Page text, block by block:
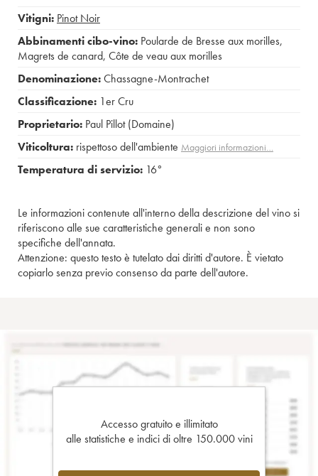
Vitigni: Pinot Noir
Abbinamenti cibo-vino: Poularde de Bresse aux morilles,
Magrets de canard, Côte de veau aux morilles
Denominazione:Chassagne-Montrachet
Classificazione: 1er Cru
Proprietario: Paul Pillot (Domaine)
Viticoltura: rispettoso dell'ambiente Maggiori informazioni…
Temperatura di servizio: 16°
Le informazioni contenute all'interno della descrizione del vino si
riferiscono alle sue caratteristiche generali e non sono
specifiche dell'annata.
Attenzione: questo testo è tutelato dai diritti d'autore. È vietato
copiarlo senza previo consenso da parte dell'autore.
Accesso gratuito e illimitato
alle statistiche e indici di oltre 150.000 vini